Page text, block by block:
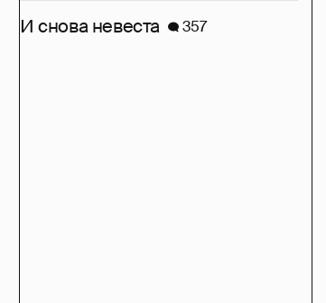
И снова невеста 357